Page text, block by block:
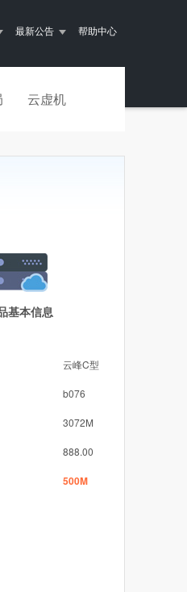
最新公告 帮助中心
云虚机
基本信息
云峰C型
b076
3072M
888.00
500M